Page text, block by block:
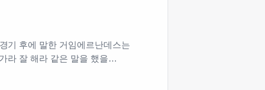
기 후에 말한 거임에르난데스는
라 잘 해라 같은 말을 했을